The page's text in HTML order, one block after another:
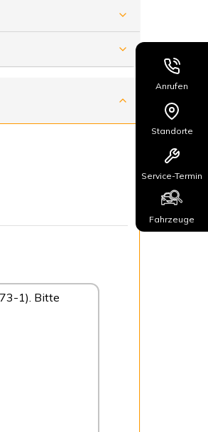
Anrufen
Standorte
Service-Termin
Fahrzeuge